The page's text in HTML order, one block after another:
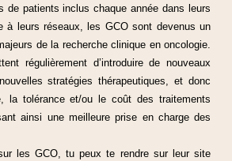
de patients inclus chaque année dans leurs
à leurs réseaux, les GCO sont devenus un
de la recherche clinique en oncologie.
régulièrement d’introduire de nouveaux
stratégies thérapeutiques, et donc
la tolérance et/ou le coût des traitements
ainsi une meilleure prise en charge des
les GCO, tu peux te rendre sur leur site